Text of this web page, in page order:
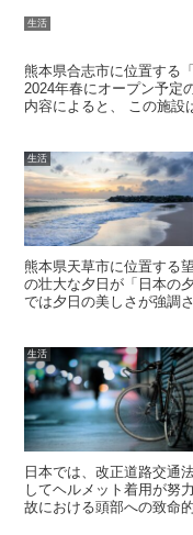
生活
熊本県合志市に位置する
2024年春にオープン予定
内容によると、 この施設
よって建設され、食品ス
生活
熊本県天草市に位置する
の壮大な夕日が「日本の
では夕日の美しさが強調
されていることから、そ
生活
日本では、改正道路交通
してヘルメット着用が努
故における頭部への致命
や高齢者に対しては、保